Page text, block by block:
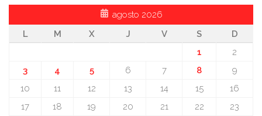
agosto 2026
L
M X J V S
D
1
2
3
4 5 6 7 8
9
10
11 12 13 14 15
16
17
18 19 20 21 22
23